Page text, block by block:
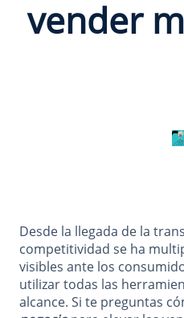
vender
Desde la llegada de la
competitividad se ha
visibles ante los
utilizar todas las
alcance. Si te preguntas